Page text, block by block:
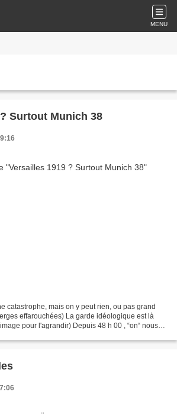
MENU
Surtout Munich 38
catastrophe, mais on y peut rien, ou pas grand
effarouchées) La garde idéologique est là
pour l'agrandir) Depuis 48 h 00 , “on“ nous